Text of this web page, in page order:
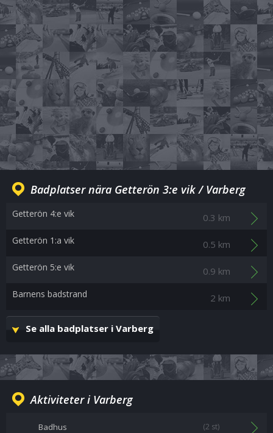
Badplatser nära Getterön 3:e vik / Varberg
Getterön 4:e vik 0.3 km
Getterön 1:a vik 0.5 km
Getterön 5:e vik 0.9 km
Barnens badstrand 2 km
Se alla badplatser i Varberg
Aktiviteter i Varberg
Badhus (2 st)